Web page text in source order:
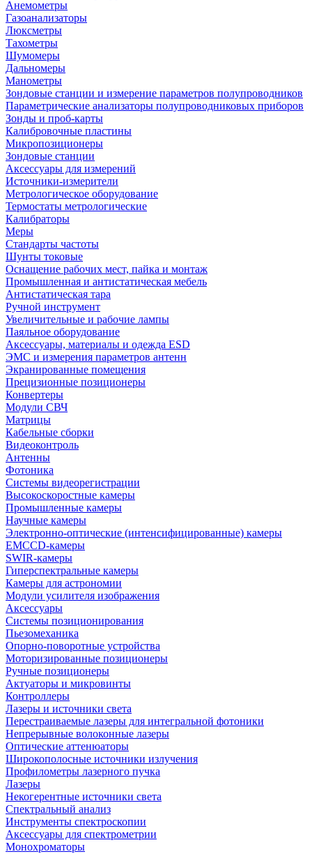
Анемометры
Газоанализаторы
Люксметры
Тахометры
Шумомеры
Дальномеры
Манометры
Зондовые станции и измерение параметров полупроводников
Параметрические анализаторы полупроводниковых приборов
Зонды и проб-карты
Калибровочные пластины
Микропозиционеры
Зондовые станции
Аксессуары для измерений
Источники-измерители
Метрологическое оборудование
Термостаты метрологические
Калибраторы
Меры
Стандарты частоты
Шунты токовые
Оснащение рабочих мест, пайка и монтаж
Промышленная и антистатическая мебель
Антистатическая тара
Ручной инструмент
Увеличительные и рабочие лампы
Паяльное оборудование
Аксессуары, материалы и одежда ESD
ЭМС и измерения параметров антенн
Экранированные помещения
Прецизионные позиционеры
Конвертеры
Модули СВЧ
Матрицы
Кабельные сборки
Видеоконтроль
Антенны
Фотоника
Cистемы видеорегистрации
Высокоскоростные камеры
Промышленные камеры
Научные камеры
Электронно-оптические (интенсифицированные) камеры
EMCCD-камеры
SWIR-камеры
Гиперспектральные камеры
Камеры для астрономии
Модули усилителя изображения
Аксессуары
Системы позиционирования
Пьезомеханика
Опорно-поворотные устройства
Моторизированные позиционеры
Ручные позиционеры
Актуаторы и микровинты
Контроллеры
Лазеры и источники света
Перестраиваемые лазеры для интегральной фотоники
Непрерывные волоконные лазеры
Оптические аттенюаторы
Широкополосные источники излучения
Профилометры лазерного пучка
Лазеры
Некогерентные источники света
Спектральный анализ
Инструменты спектроскопии
Аксессуары для спектрометрии
Монохроматоры